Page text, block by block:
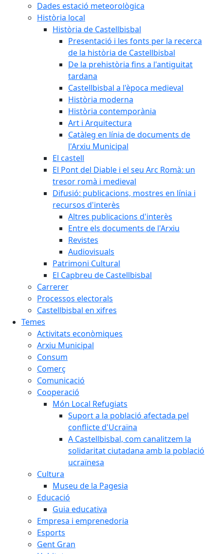
Dades estació meteorològica
Història local
Història de Castellbisbal
Presentació i les fonts per la recerca
de la història de Castellbisbal
De la prehistòria fins a l'antiguitat
tardana
Castellbisbal a l'època medieval
Història moderna
Història contemporània
Art i Arquitectura
Catàleg en línia de documents de
l'Arxiu Municipal
El castell
El Pont del Diable i el seu Arc Romà: un
tresor romà i medieval
Difusió: publicacions, mostres en línia i
recursos d'interès
Altres publicacions d'interès
Entre els documents de l'Arxiu
Revistes
Audiovisuals
Patrimoni Cultural
El Capbreu de Castellbisbal
Carrerer
Processos electorals
Castellbisbal en xifres
Temes
Activitats econòmiques
Arxiu Municipal
Consum
Comerç
Comunicació
Cooperació
Món Local Refugiats
Suport a la població afectada pel
conflicte d'Ucraïna
A Castellbisbal, com canalitzem la
solidaritat ciutadana amb la població
ucraïnesa
Cultura
Museu de la Pagesia
Educació
Guia educativa
Empresa i emprenedoria
Esports
Gent Gran